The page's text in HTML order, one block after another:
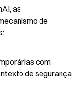
as
de
com
de segurança